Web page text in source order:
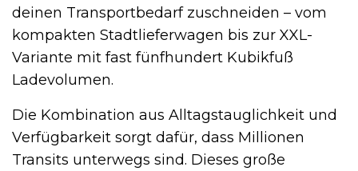
deinen Transportbedarf zuschneiden – vom
kompakten Stadtlieferwagen bis zur XXL-
Variante mit fast fünfhundert Kubikfuß
Ladevolumen.
Die Kombination aus Alltagstauglichkeit und
Verfügbarkeit sorgt dafür, dass Millionen
Transits unterwegs sind. Dieses große